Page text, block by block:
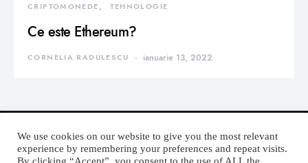
CRIPTOMONEDE TEHNOLOGIE
Ce este Ethereum?
CORNELIA RADULESCU ianuarie 13, 2022
We use cookies on our website to give you the most relevant
experience by remembering your preferences and repeat visits.